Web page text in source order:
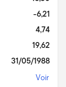
-6,21
4,74
19,62
31/05/1988
Voir